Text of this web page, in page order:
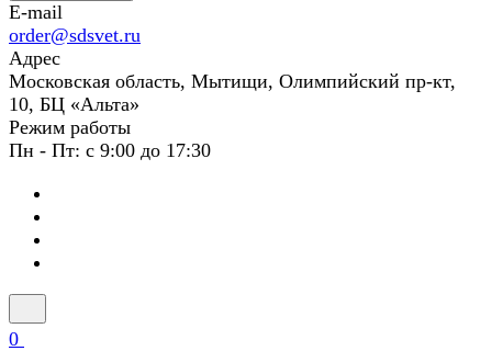
E-mail
order@sdsvet.ru
Адрес
Московская область, Мытищи, Олимпийский пр-кт,
10, БЦ «Альта»
Режим работы
Пн - Пт: с 9:00 до 17:30
0